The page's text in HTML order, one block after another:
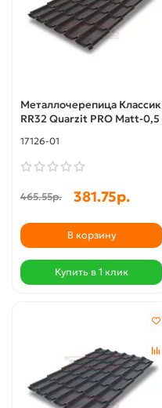
Металлочерепица Классик
RR32 Quarzit PRO Matt-0,5
17126-01
465.55р. 381.75р.
В корзину
Купить в 1 клик